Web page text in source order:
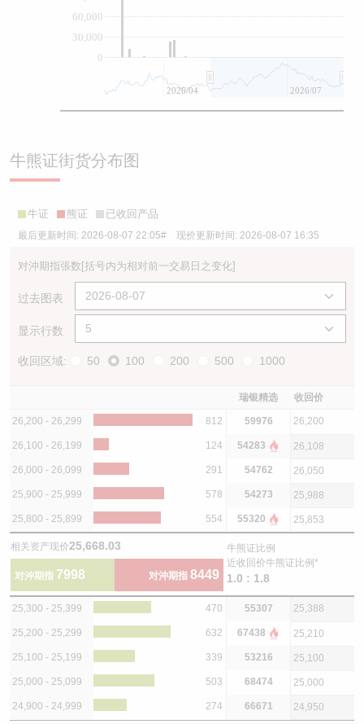
0
30,000
60,000
2026/04 2026/07
牛熊证街货分布图
牛证 熊证 已收回产品
最后更新时间: 2026-08-07 22:05# 现价更新时间: 2026-08-07 16:35
对沖期指張数[括号内为相对前一交易日之变化]
过去图表
显示行数
收回区域: 50 100 200 500 1000
瑞银精选 收回价
26,200 - 26,299 812 59976 26,200
26,100 - 26,199 124 54283 26,108
26,000 - 26,099 291 54762 26,050
25,900 - 25,999 578 54273 25,988
25,800 - 25,899 554 55320 25,853
相关资产现价25,668.03
对沖期指 7998 对沖期指 8449
牛熊证比例
近收回价牛熊证比例*
1.0 : 1.8
25,300 - 25,399 470 55307 25,388
25,200 - 25,299 632 67438 25,210
25,100 - 25,199 339 53216 25,100
25,000 - 25,099 503 68474 25,000
24,900 - 24,999 274 66671 24,950